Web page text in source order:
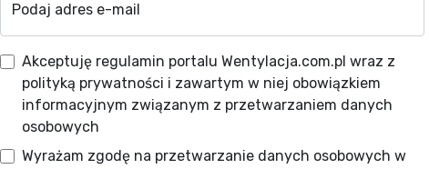
Podaj adres e-mail
Akceptuję regulamin portalu Wentylacja.com.pl wraz z
polityką prywatności i zawartym w niej obowiązkiem
informacyjnym związanym z przetwarzaniem danych
osobowych
Wyrażam zgodę na przetwarzanie danych osobowych w